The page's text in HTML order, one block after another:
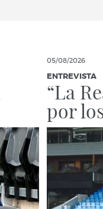
05/08/2026
ENTREVISTA
“La
por